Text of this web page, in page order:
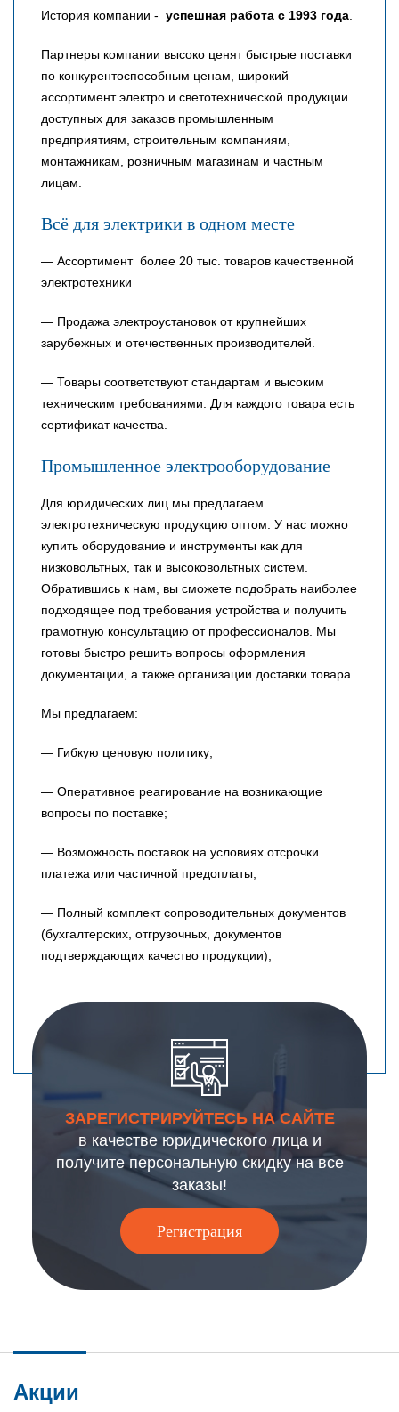
История компании - успешная работа с 1993 года.
Партнеры компании высоко ценят быстрые поставки
по конкурентоспособным ценам, широкий
ассортимент электро и светотехнической продукции
доступных для заказов промышленным
предприятиям, строительным компаниям,
монтажникам, розничным магазинам и частным
лицам.
Всё для электрики в одном месте
— Ассортимент более 20 тыс. товаров качественной
электротехники
— Продажа электроустановок от крупнейших
зарубежных и отечественных производителей.
— Товары соответствуют стандартам и высоким
техническим требованиями. Для каждого товара есть
сертификат качества.
Промышленное электрооборудование
Для юридических лиц мы предлагаем
электротехническую продукцию оптом. У нас можно
купить оборудование и инструменты как для
низковольтных, так и высоковольтных систем.
Обратившись к нам, вы сможете подобрать наиболее
подходящее под требования устройства и получить
грамотную консультацию от профессионалов. Мы
готовы быстро решить вопросы оформления
документации, а также организации доставки товара.
Мы предлагаем:
— Гибкую ценовую политику;
— Оперативное реагирование на возникающие
вопросы по поставке;
— Возможность поставок на условиях отсрочки
платежа или частичной предоплаты;
— Полный комплект сопроводительных документов
(бухгалтерских, отгрузочных, документов
подтверждающих качество продукции);
ЗАРЕГИСТРИРУЙТЕСЬ НА САЙТЕ
в качестве юридического лица и
получите персональную скидку на все
заказы!
Регистрация
Акции